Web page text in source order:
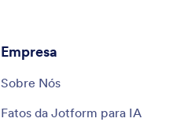
Empresa
Sobre Nós
Fatos da Jotform para IA